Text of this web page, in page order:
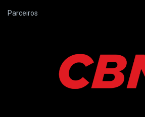
Parceiros